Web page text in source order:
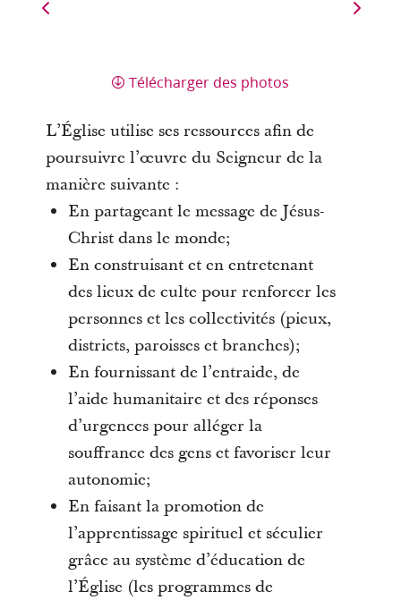
Télécharger des photos
L’Église utilise ses ressources afin de
poursuivre l’œuvre du Seigneur de la
manière suivante :
En partageant le message de Jésus-
Christ dans le monde;
En construisant et en entretenant
des lieux de culte pour renforcer les
personnes et les collectivités (pieux,
districts, paroisses et branches);
En fournissant de l’entraide, de
l’aide humanitaire et des réponses
d’urgences pour alléger la
souffrance des gens et favoriser leur
autonomie;
En faisant la promotion de
l’apprentissage spirituel et séculier
grâce au système d’éducation de
l’Église (les programmes de